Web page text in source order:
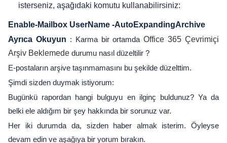
isterseniz, aşağıdaki komutu kullanabilirsiniz:
Enable-Mailbox UserName -AutoExpandingArchive
Ayrıca Okuyun : Karma bir ortamdaOffice 365 Çevrimiçi
Arşiv Beklemede durumu nasıl düzeltilir ?
E-postaların arşive taşınmamasını bu şekilde düzelttim.
Şimdi sizden duymak istiyorum:
Bugünkü rapordan hangi bulguyu en ilginç buldunuz? Ya da
belki ele aldığım bir şey hakkında bir sorunuz var.
Her iki durumda da, sizden haber almak isterim. Öyleyse
devam edin ve aşağıya bir yorum bırakın.